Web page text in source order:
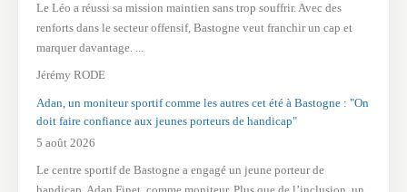
Le Léo a réussi sa mission maintien sans trop souffrir. Avec des
renforts dans le secteur offensif, Bastogne veut franchir un cap et
marquer davantage. ...
Jérémy RODE
Adan, un moniteur sportif comme les autres cet été à Bastogne : "On
doit faire confiance aux jeunes porteurs de handicap"
5 août 2026
Le centre sportif de Bastogne a engagé un jeune porteur de